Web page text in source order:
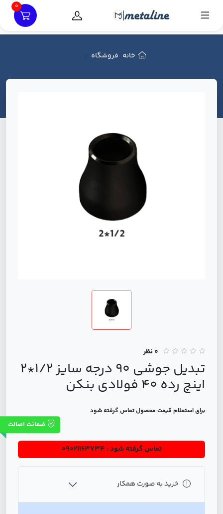
0
خانه فروشگاه
0 نظر
تبدیل جوشی 90 درجه سایز 1/2*2
اینچ رده 40 فولادی بنکن
برای استعلام قیمت محصول تماس گرفته شود
ضمانت اصالت
تماس گرفته شود : 09021163734
خرید به صورت همکار